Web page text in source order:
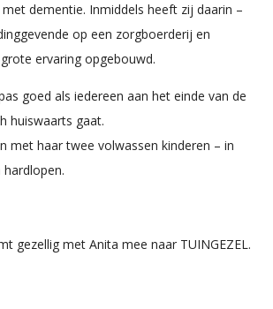
dementie. Inmiddels heeft zij daarin –
op een zorgboerderij en
ervaring opgebouwd.
goed als iedereen aan het einde van de
huiswaarts gaat.
met haar twee volwassen kinderen – in
gezellig met Anita mee naar TUINGEZEL.